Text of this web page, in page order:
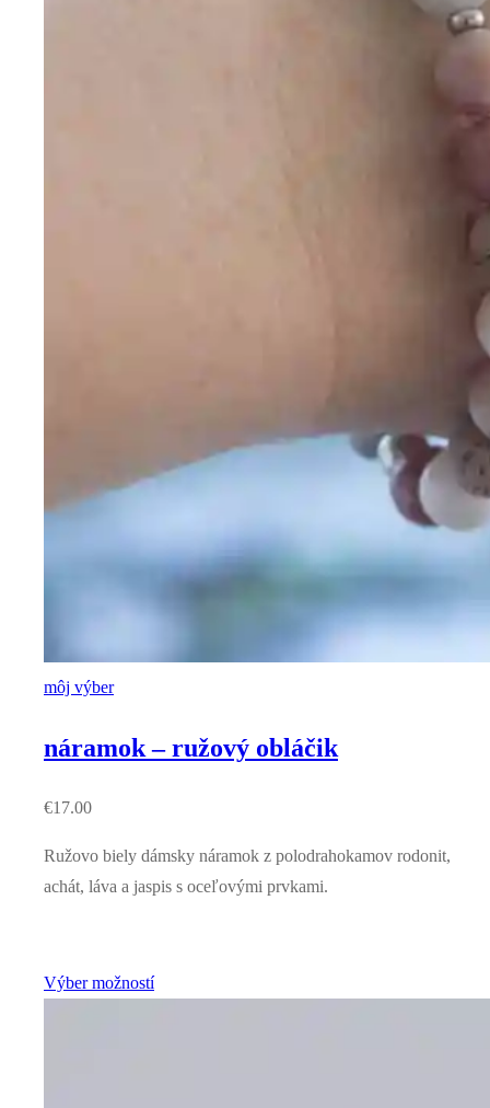
môj výber
náramok – ružový obláčik
€17.00
Ružovo biely dámsky náramok z polodrahokamov rodonit,
achát, láva a jaspis s oceľovými prvkami.
Výber možností